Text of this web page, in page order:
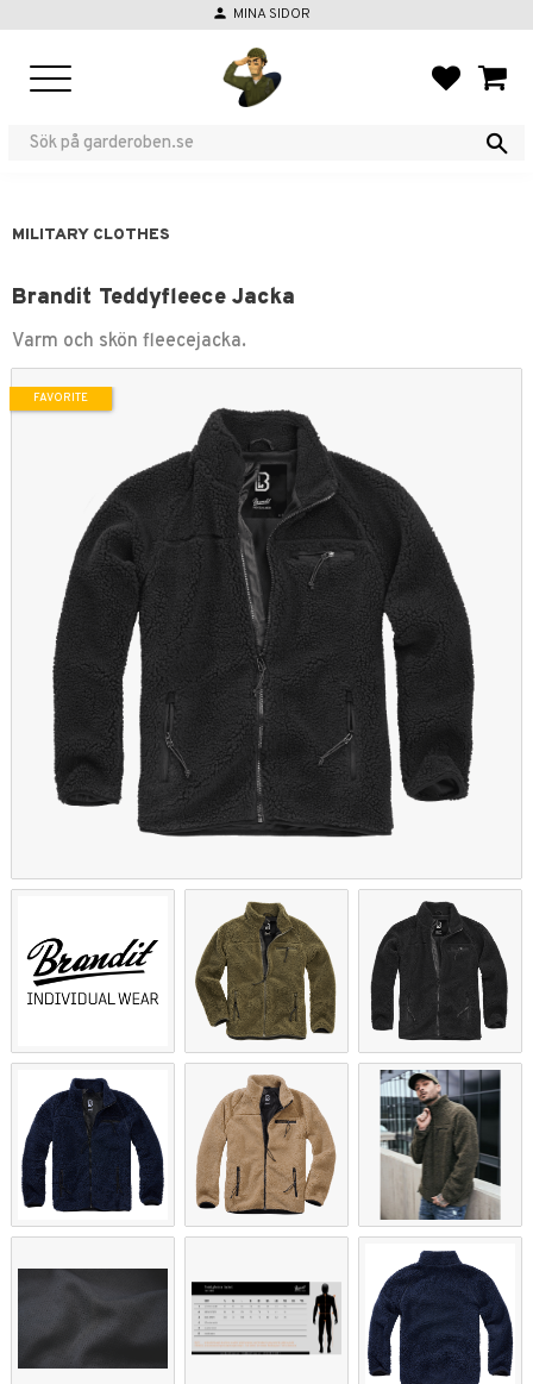
person MINA SIDOR
MILITARY CLOTHES
Brandit Teddyfleece Jacka
Varm och skön fleecejacka.
FAVORITE